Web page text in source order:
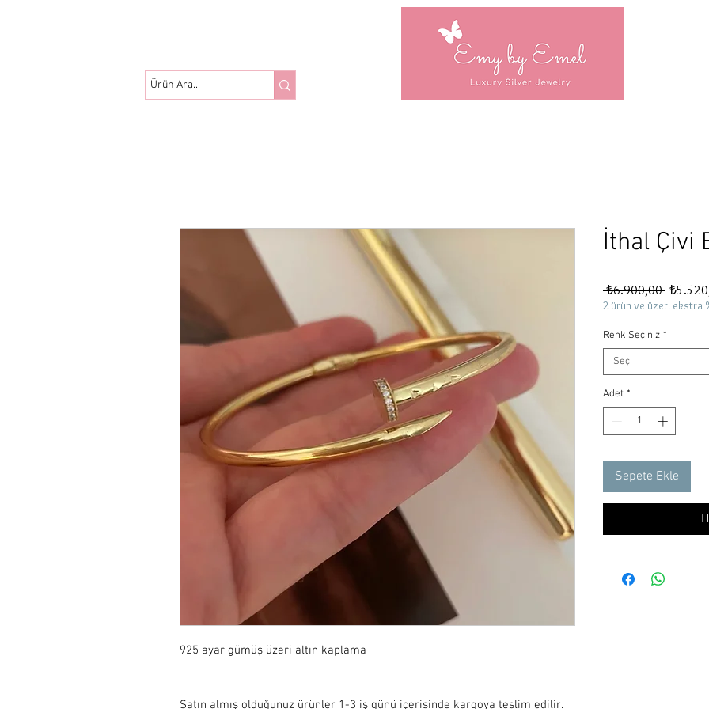
925 ayar gümüş üzeri altın kaplama
Satın almış olduğunuz ürünler 1-3 iş günü içerisinde kargoya teslim edilir.
İthal Çivi
₺6.900,00 Normal
Fiyat
2 ürün ve üzeri ekstra
Renk Seçiniz *
Seç
Adet *
Sepete Ekle